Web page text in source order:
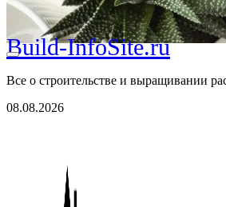
Build-InfoSite.ru
Все о строительстве и выращивании
08.08.2026